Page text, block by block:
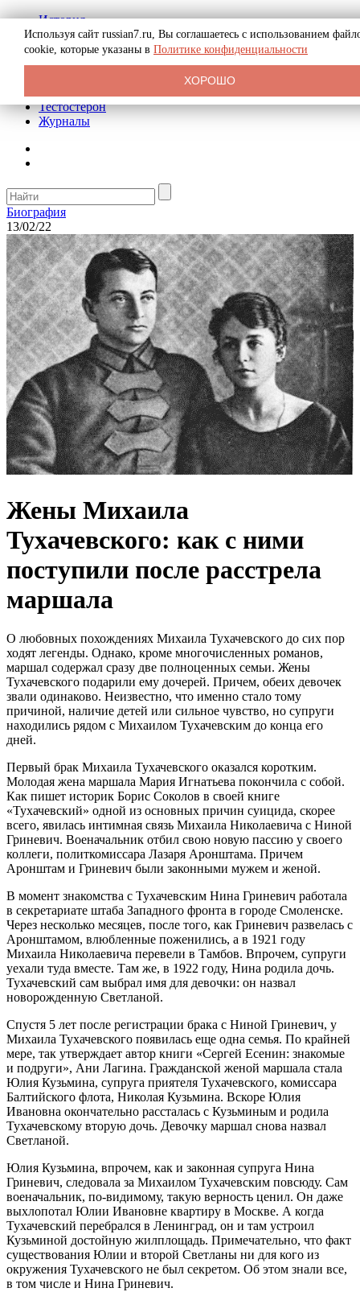
История
Биография
Криминал
Реклама на сайте
Тестостерон
Журналы
Биография
13/02/22
Жены Михаила
Тухачевского: как с ними
поступили после расстрела
маршала
О любовных похождениях Михаила Тухачевского до сих пор
ходят легенды. Однако, кроме многочисленных романов,
маршал содержал сразу две полноценных семьи. Жены
Тухачевского подарили ему дочерей. Причем, обеих девочек
звали одинаково. Неизвестно, что именно стало тому
причиной, наличие детей или сильное чувство, но супруги
находились рядом с Михаилом Тухачевским до конца его
дней.
Первый брак Михаила Тухачевского оказался коротким.
Молодая жена маршала Мария Игнатьева покончила с собой.
Как пишет историк Борис Соколов в своей книге
«Тухачевский» одной из основных причин суицида, скорее
всего, явилась интимная связь Михаила Николаевича с Ниной
Гриневич. Военачальник отбил свою новую пассию у своего
коллеги, политкомиссара Лазаря Аронштама. Причем
Аронштам и Гриневич были законными мужем и женой.
В момент знакомства с Тухачевским Нина Гриневич работала
в секретариате штаба Западного фронта в городе Смоленске.
Через несколько месяцев, после того, как Гриневич развелась с
Аронштамом, влюбленные поженились, а в 1921 году
Михаила Николаевича перевели в Тамбов. Впрочем, супруги
уехали туда вместе. Там же, в 1922 году, Нина родила дочь.
Тухачевский сам выбрал имя для девочки: он назвал
новорожденную Светланой.
Спустя 5 лет после регистрации брака с Ниной Гриневич, у
Михаила Тухачевского появилась еще одна семья. По крайней
мере, так утверждает автор книги «Сергей Есенин: знакомые
и подруги», Ани Лагина. Гражданской женой маршала стала
Юлия Кузьмина, супруга приятеля Тухачевского, комиссара
Балтийского флота, Николая Кузьмина. Вскоре Юлия
Ивановна окончательно рассталась с Кузьминым и родила
Тухачевскому вторую дочь. Девочку маршал снова назвал
Светланой.
Юлия Кузьмина, впрочем, как и законная супруга Нина
Гриневич, следовала за Михаилом Тухачевским повсюду. Сам
военачальник, по-видимому, такую верность ценил. Он даже
выхлопотал Юлии Ивановне квартиру в Москве. А когда
Тухачевский перебрался в Ленинград, он и там устроил
Кузьминой достойную жилплощадь. Примечательно, что факт
существования Юлии и второй Светланы ни для кого из
окружения Тухачевского не был секретом. Об этом знали все,
в том числе и Нина Гриневич.
Используя сайт russian7.ru, Вы соглашаетесь с использованием
cookie, которые указаны в Политике конфиденциальности
ХОРОШО